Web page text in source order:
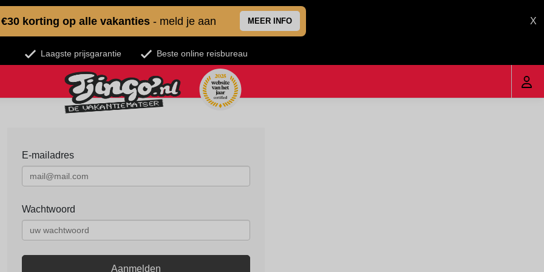
€30 korting op alle vakanties - meld je aan MEER INFO X
Laagste prijsgarantie Beste online reisbureau
E-mailadres
Wachtwoord
Aanmelden